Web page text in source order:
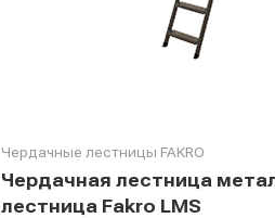
Чердачные лестницы FAKRO
Чердачная лестница
лестница Fakro LMS